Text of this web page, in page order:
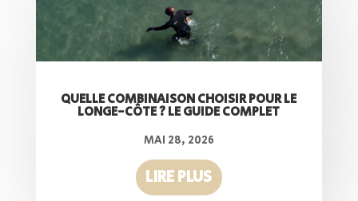
QUELLE COMBINAISON CHOISIR POUR LE
LONGE-CÔTE ? LE GUIDE COMPLET
MAI 28, 2026
LIRE PLUS